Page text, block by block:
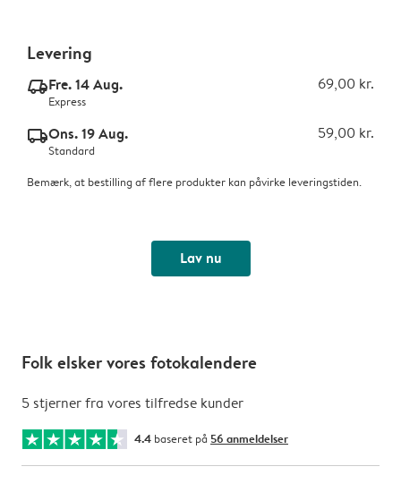
Levering
delivery_express_v2Fre. 14 Aug. 69,00 kr.
Express
delivery_standard_v2Ons. 19 Aug. 59,00 kr.
Standard
Bemærk, at bestilling af flere produkter kan påvirke leveringstiden.
Lav nu
Folk elsker vores fotokalendere
5 stjerner fra vores tilfredse kunder
4.4 baseret på 56 anmeldelser